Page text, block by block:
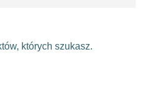
których szukasz.